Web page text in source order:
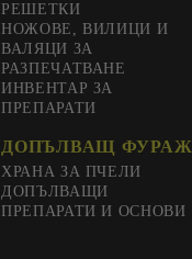
РЕШЕТКИ
НОЖОВЕ, ВИЛИЦИ И
ВАЛЯЦИ ЗА
РАЗПЕЧАТВАНЕ
ИНВЕНТАР ЗА
ПРЕПАРАТИ
ДОПЪЛВАЩ ФУРАЖ
ХРАНА ЗА ПЧЕЛИ
ДОПЪЛВАЩИ
ПРЕПАРАТИ И ОСНОВИ